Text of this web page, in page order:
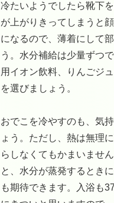
冷たいようでしたら靴下
が上がりきってしまうと
になるので、薄着にして
う。水分補給は少量ずつ
用イオン飲料、りんごジ
を選びましょう。
おでこを冷やすのも、気
ょう。ただし、熱は無理
らしなくてもかまいませ
と、水分が蒸発するとき
も期待できます。入浴も